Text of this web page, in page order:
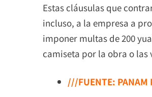
Estas cláusulas que
incluso, a la empresa a
imponer multas de 200
camiseta por la obra o las
///FUENTE: PANAM